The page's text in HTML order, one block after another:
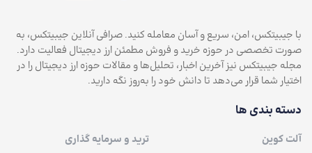
با جیبیتکس، امن، سریع و آسان معامله کنید. صرافی آنلاین جیبیتکس، به
صورت تخصصی در حوزه خرید و فروش مطمئن ارز دیجیتال فعالیت دارد.
مجله جیبیتکس نیز آخرین اخبار، تحلیل‌ها و مقالات حوزه ارز دیجیتال را در
اختیار شما قرار می‌دهد تا دانش خود را به‌روز نگه دارید.
دسته بندی ها
آلت کوین
ترید و سرمایه گذاری